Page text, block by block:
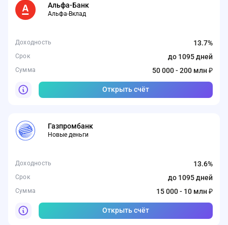
Альфа-Банк
Альфа-Вклад
Доходность 13.7%
Срок до 1095 дней
Сумма 50 000 - 200 млн ₽
Открыть счёт
Газпромбанк
Новые деньги
Доходность 13.6%
Срок до 1095 дней
Сумма 15 000 - 10 млн ₽
Открыть счёт